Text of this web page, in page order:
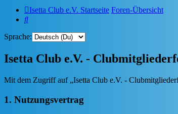
Isetta Club e.V. Startseite Foren-Übersicht
Suche
Sprache:
Isetta Club e.V. -
Mit dem Zugriff auf „Isetta Club e.V. -
1. Nutzungsvertrag